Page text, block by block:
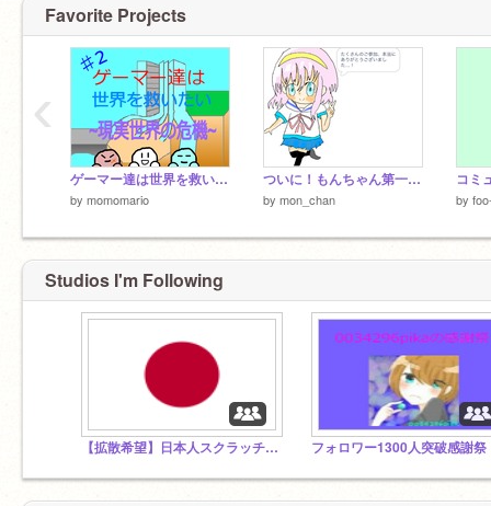
Favorite Projects
ゲーマー達は世界を救いたい ♯2 現実世界の危機
by momomario
ついに！もんちゃん第一回イラコンの結果発表！！
by mon_chan by
‹
Studios I'm Following
【拡散希望】日本人スクラッチャー全員集合！ フォロワー1300人突破感謝祭